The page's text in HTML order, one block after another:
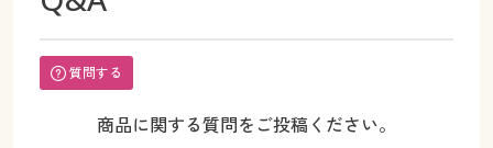
質問する
商品に関する質問をご投稿ください。